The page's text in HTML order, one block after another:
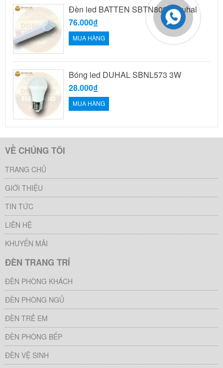
Đèn led BATTEN SBTN809 – Duhal
76.000₫
MUA HÀNG
Bóng led DUHAL SBNL573 3W
28.000₫
MUA HÀNG
VỀ CHÚNG TÔI
TRANG CHỦ
GIỚI THIỆU
TIN TỨC
LIÊN HỆ
KHUYẾN MÃI
ĐÈN TRANG TRÍ
ĐÈN PHÒNG KHÁCH
ĐÈN PHÒNG NGỦ
ĐÈN TRẺ EM
ĐÈN PHÒNG BẾP
ĐÈN VỆ SINH